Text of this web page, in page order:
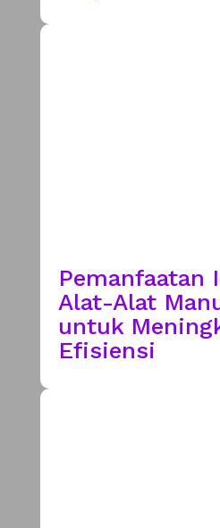
Pemanfaatan
Alat-Alat
untuk
Efisiensi